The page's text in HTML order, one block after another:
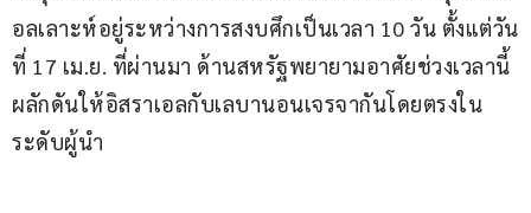
อลเลาะห์อยู่ระหว่างการสงบศึกเป็นเวลา 10 วัน ตั้งแต่วัน
ที่ 17 เม.ย. ที่ผ่านมา ด้านสหรัฐพยายามอาศัยช่วงเวลานี้
ผลักดันให้อิสราเอลกับเลบานอนเจรจากันโดยตรงใน
ระดับผู้นำ